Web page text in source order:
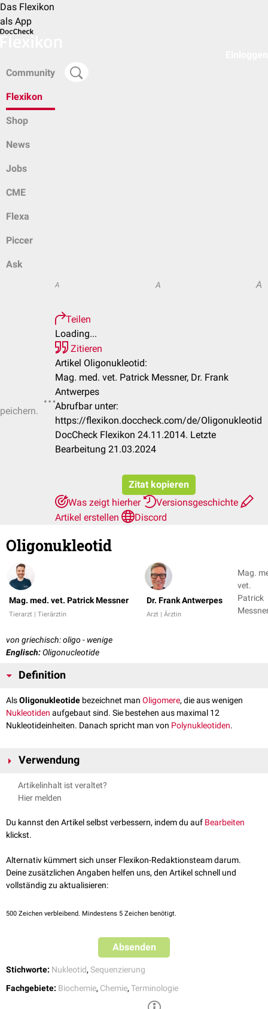
Das Flexikon
als App
Community
Flexikon
Shop
News
Jobs
CME
Flexa
Piccer
Ask
A A A
Teilen
Loading...
Zitieren
Artikel Oligonukleotid:
Mag. med. vet. Patrick Messner, Dr. Frank
Antwerpes
Abrufbar unter:
https://flexikon.doccheck.com/de/Oligonukleotid
DocCheck Flexikon 24.11.2014. Letzte
Bearbeitung 21.03.2024
Zitat kopieren
Was zeigt hierher
Versionsgeschichte
Artikel erstellen
Discord
Oligonukleotid
Mag. med. vet. Patrick Messner
Tierarzt | Tierärztin
Dr. Frank Antwerpes
Arzt | Ärztin
Mag.
vet.
Patrick
von griechisch: oligo - wenige
Englisch:Oligonucleotide
Definition
AlsOligonukleotide bezeichnet man Oligomere, die aus wenigen
Nukleotiden aufgebaut sind. Sie bestehen aus maximal 12
Nukleotideinheiten. Danach spricht man von Polynukleotiden.
Verwendung
DNA-Oligonukleotide werden in der Sequenzierung nach Sanger
Didesoxymethode
Artikelinhalt ist veraltet?
Hier melden
Du kannst den Artikel selbst verbessern, indem du auf Bearbeiten
klickst.
Alternativ kümmert sich unser Flexikon-Redaktionsteam darum.
Deine zusätzlichen Angaben helfen uns, den Artikel schnell und
vollständig zu aktualisieren:
500 Zeichen verbleibend. Mindestens 5 Zeichen benötigt.
Absenden
Stichworte: Nukleotid, Sequenzierung
Fachgebiete: Biochemie, Chemie, Terminologie